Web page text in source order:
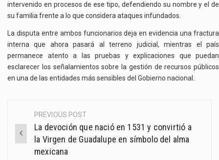
intervenido en procesos de ese tipo, defendiendo su nombre y el de
su familia frente a lo que considera ataques infundados.
La disputa entre ambos funcionarios deja en evidencia una fractura
interna que ahora pasará al terreno judicial, mientras el país
permanece atento a las pruebas y explicaciones que puedan
esclarecer los señalamientos sobre la gestión de recursos públicos
en una de las entidades más sensibles del Gobierno nacional.
Post
navigation
PREVIOUS POST
La devoción que nació en 1531 y convirtió a
la Virgen de Guadalupe en símbolo del alma
mexicana